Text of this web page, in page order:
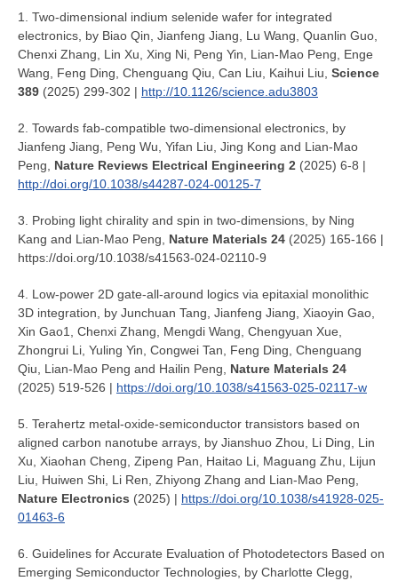
1. Two-dimensional indium selenide wafer for integrated
electronics, by Biao Qin, Jianfeng Jiang, Lu Wang, Quanlin Guo,
Chenxi Zhang, Lin Xu, Xing Ni, Peng Yin, Lian-Mao Peng, Enge
Wang, Feng Ding, Chenguang Qiu, Can Liu, Kaihui Liu, Science
389 (2025) 299-302 | http://10.1126/science.adu3803
2. Towards fab-compatible two-dimensional electronics , by
Jianfeng Jiang, Peng Wu, Yifan Liu, Jing Kong and Lian-Mao
Peng, Nature Reviews Electrical Engineering 2 (2025) 6-8 |
http://doi.org/10.1038/s44287-024-00125-7
3. Probing light chirality and spin in two-dimensions, by Ning
Kang and Lian-Mao Peng, Nature Materials 24 (2025) 165-166 |
https://doi.org/10.1038/s41563-024-02110-9
4. Low-power 2D gate-all-around logics via epitaxial monolithic
3D integration, by Junchuan Tang, Jianfeng Jiang, Xiaoyin Gao,
Xin Gao1, Chenxi Zhang, Mengdi Wang, Chengyuan Xue,
Zhongrui Li, Yuling Yin, Congwei Tan, Feng Ding, Chenguang
Qiu, Lian-Mao Peng and Hailin Peng, Nature Materials 24
(2025) 519-526 | https://doi.org/10.1038/s41563-025-02117-w
5. Terahertz metal-oxide-semiconductor transistors based on
aligned carbon nanotube arrays, by Jianshuo Zhou, Li Ding, Lin
Xu, Xiaohan Cheng, Zipeng Pan, Haitao Li, Maguang Zhu, Lijun
Liu, Huiwen Shi, Li Ren, Zhiyong Zhang and Lian-Mao Peng,
Nature Electronics (2025) | https://doi.org/10.1038/s41928-025-
01463-6
6. Guidelines for Accurate Evaluation of Photodetectors Based on
Emerging Semiconductor Technologies, by Charlotte Clegg,